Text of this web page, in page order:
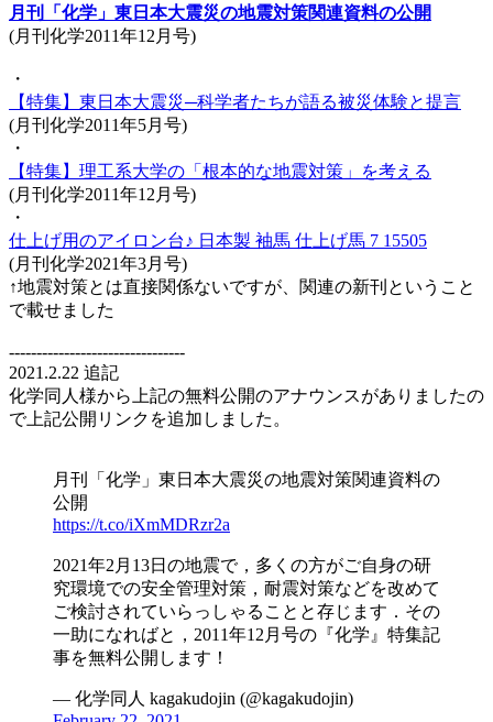
月刊「化学」東日本大震災の地震対策関連資料の公開
(月刊化学2011年12月号)
・
【特集】東日本大震災─科学者たちが語る被災体験と提言
(月刊化学2011年5月号)
・
【特集】理工系大学の「根本的な地震対策」を考える
(月刊化学2011年12月号)
・
仕上げ用のアイロン台♪ 日本製 袖馬 仕上げ馬 7 15505
(月刊化学2021年3月号)
↑地震対策とは直接関係ないですが、関連の新刊ということ
で載せました
--------------------------------
2021.2.22 追記
化学同人様から上記の無料公開のアナウンスがありましたの
で上記公開リンクを追加しました。
月刊「化学」東日本大震災の地震対策関連資料の
公開
https://t.co/iXmMDRzr2a
2021年2月13日の地震で，多くの方がご自身の研
究環境での安全管理対策，耐震対策などを改めて
ご検討されていらっしゃることと存じます．その
一助になればと，2011年12月号の『化学』特集記
事を無料公開します！
— 化学同人 kagakudojin (@kagakudojin)